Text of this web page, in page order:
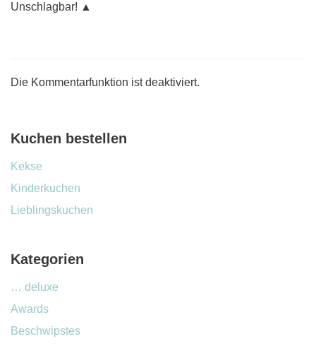
Unschlagbar! ▲
Die Kommentarfunktion ist deaktiviert.
Kuchen bestellen
Kekse
Kinderkuchen
Lieblingskuchen
Kategorien
… deluxe
Awards
Beschwipstes